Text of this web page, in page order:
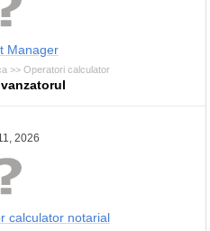
Manager
>> Operatori calculator
2026
calculator notarial